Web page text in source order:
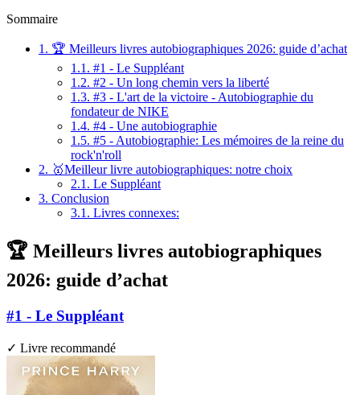
Sommaire
1. 🏆 Meilleurs livres autobiographiques 2026: guide d’achat
1.1. #1 - Le Suppléant
1.2. #2 - Un long chemin vers la liberté
1.3. #3 - L'art de la victoire - Autobiographie du
fondateur de NIKE
1.4. #4 - Une autobiographie
1.5. #5 - Autobiographie: Les mémoires de la reine du
rock'n'roll
2. 🥇Meilleur livre autobiographiques: notre choix
2.1. Le Suppléant
3. Conclusion
3.1. Livres connexes:
🏆 Meilleurs livres autobiographiques
2026: guide d’achat
#1 - Le Suppléant
✓ Livre recommandé